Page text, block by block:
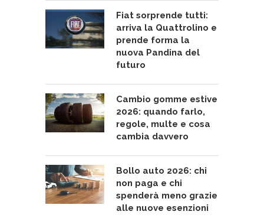
Fiat sorprende tutti:
arriva la Quattrolino e
prende forma la
nuova Pandina del
futuro
Cambio gomme estive
2026: quando farlo,
regole, multe e cosa
cambia davvero
Bollo auto 2026: chi
non paga e chi
spenderà meno grazie
alle nuove esenzioni